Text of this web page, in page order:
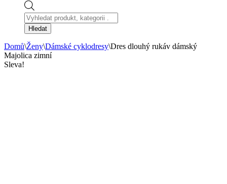
Products
search
Hledat
Domů\Ženy\Dámské cyklodresy\Dres dlouhý rukáv dámský
Majolica zimní
Sleva!